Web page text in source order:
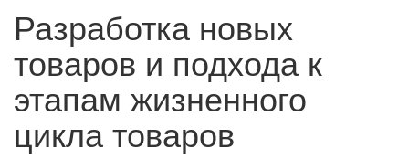
Разработка новых
товаров и подхода к
этапам жизненного
цикла товаров